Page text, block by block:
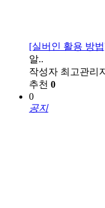
[실버인 활용 방
알..
작성자 최고관리
추천 0
0
공지